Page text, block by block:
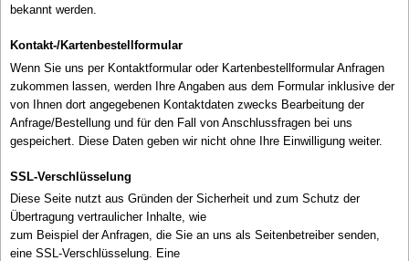
bekannt werden.
Kontakt-/Kartenbestellformular
Wenn Sie uns per Kontaktformular oder Kartenbestellformular Anfragen
zukommen lassen, werden Ihre Angaben aus dem Formular inklusive der
von Ihnen dort angegebenen Kontaktdaten zwecks Bearbeitung der
Anfrage/Bestellung und für den Fall von Anschlussfragen bei uns
gespeichert. Diese Daten geben wir nicht ohne Ihre Einwilligung weiter.
SSL-Verschlüsselung
Diese Seite nutzt aus Gründen der Sicherheit und zum Schutz der
Übertragung vertraulicher Inhalte, wie
zum Beispiel der Anfragen, die Sie an uns als Seitenbetreiber senden,
eine SSL-Verschlüsselung. Eine